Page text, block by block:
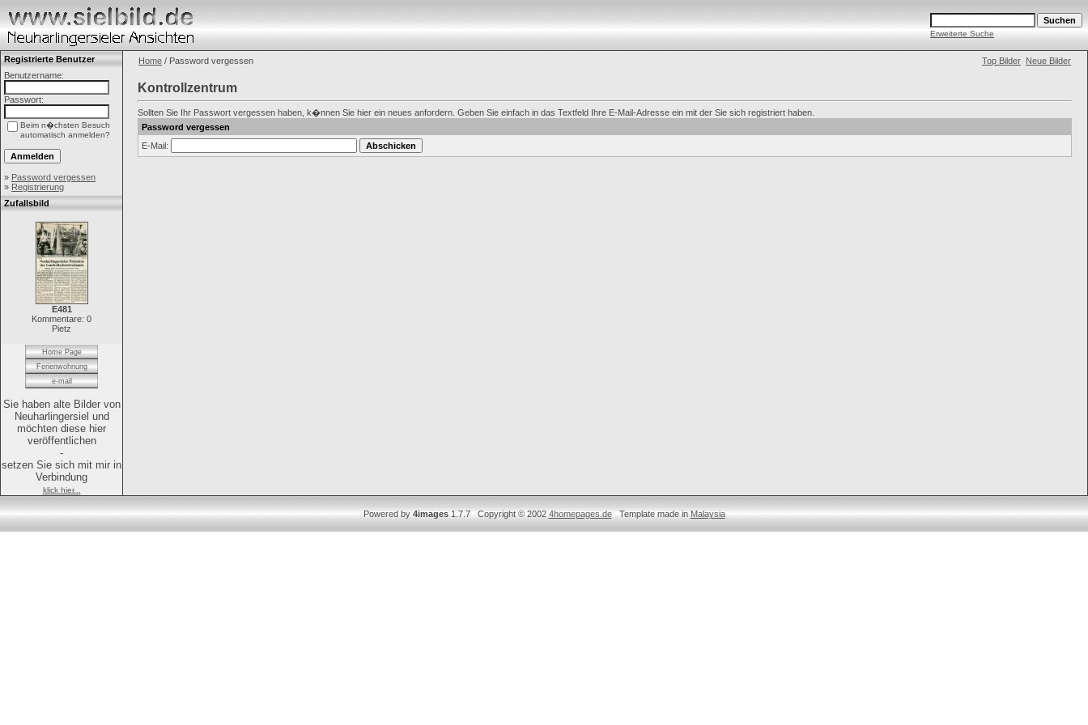
Erweiterte Suche
Registrierte Benutzer
Benutzername:
Passwort:
Beim n�chsten Besuch
automatisch anmelden?
» Password vergessen
» Registrierung
Zufallsbild
E481
Kommentare: 0
Pietz
Home Page
Ferienwohnung
e-mail
Sie haben alte Bilder von
Neuharlingersiel und
möchten diese hier
veröffentlichen
-
setzen Sie sich mit mir in
Verbindung
klick hier...
Home / Password vergessen Top Bilder Neue Bilder
Kontrollzentrum
Sollten Sie Ihr Passwort vergessen haben, k�nnen Sie hier ein neues anfordern. Geben Sie einfach in das Textfeld Ihre E-Mail-Adresse ein mit der Sie sich registriert haben.
Password vergessen
E-Mail:
Powered by4images1.7.7 Copyright © 20024homepages.deTemplate made inMalaysia